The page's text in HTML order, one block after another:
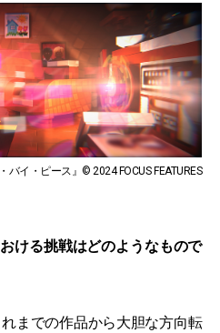
バイ・ピース』© 2024 FOCUS FEATURES
ける挑戦はどのようなもので
までの作品から大胆な方向転